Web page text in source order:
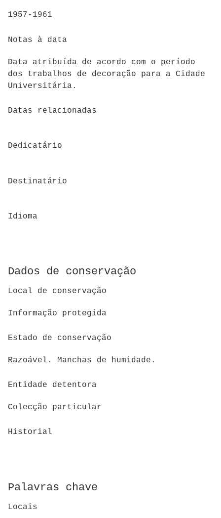
1957-1961
Notas à data
Data atribuída de acordo com o período
dos trabalhos de decoração para a Cidade
Universitária.
Datas relacionadas
Dedicatário
Destinatário
Idioma
Dados de conservação
Local de conservação
Informação protegida
Estado de conservação
Razoável. Manchas de humidade.
Entidade detentora
Colecção particular
Historial
Palavras chave
Locais